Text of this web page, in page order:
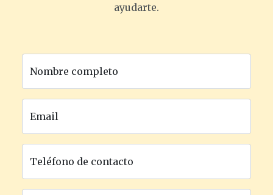
ayudarte.
Nombre completo
Email
Teléfono de contacto